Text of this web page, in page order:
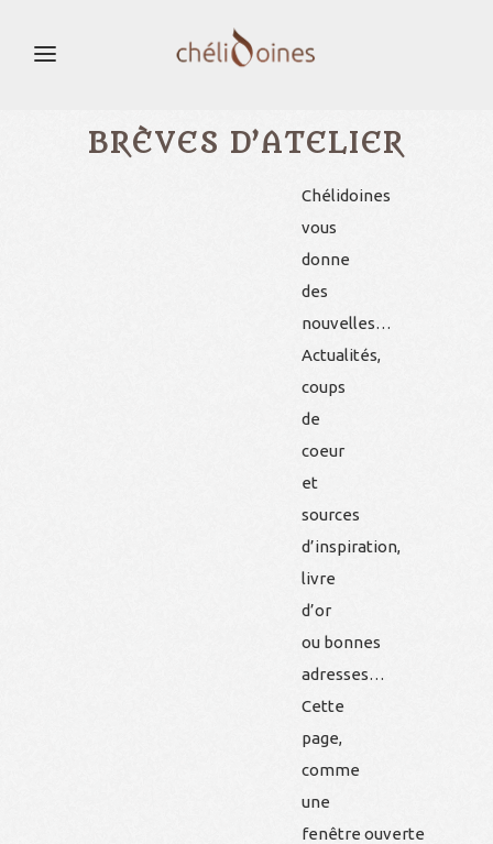
BRÈVES D’ATELIER
Chélidoines
vous
donne
des
nouvelles…
Actualités,
coups
de
coeur
et
sources
d’inspiration,
livre
d’or
ou bonnes
adresses…
Cette
page,
comme
une
fenêtre ouverte